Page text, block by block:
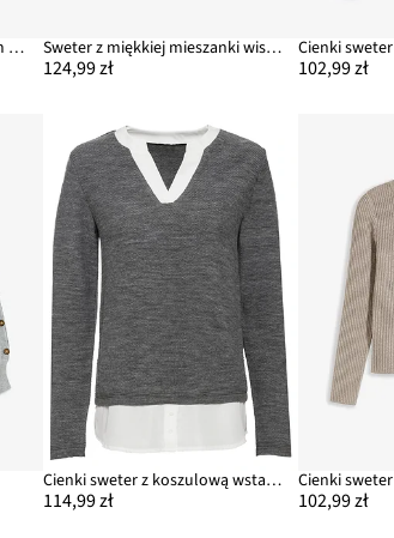
Sweter melanżowy z okrągłym dekoltem Sweter z miękkiej mieszanki wiskozy
124,99 zł
Cienki sweter
102,99 zł
Cienki sweter z koszulową wstawką
114,99 zł 102,99 zł